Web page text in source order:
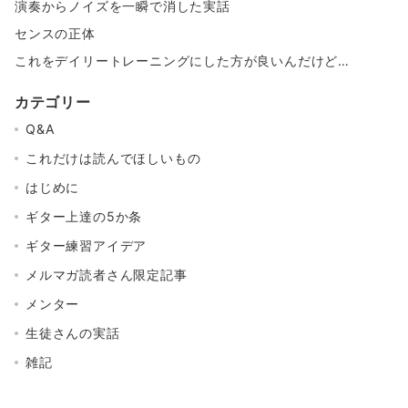
演奏からノイズを一瞬で消した実話
センスの正体
これをデイリートレーニングにした方が良いんだけど…
カテゴリー
Q&A
これだけは読んでほしいもの
はじめに
ギター上達の5か条
ギター練習アイデア
メルマガ読者さん限定記事
メンター
生徒さんの実話
雑記